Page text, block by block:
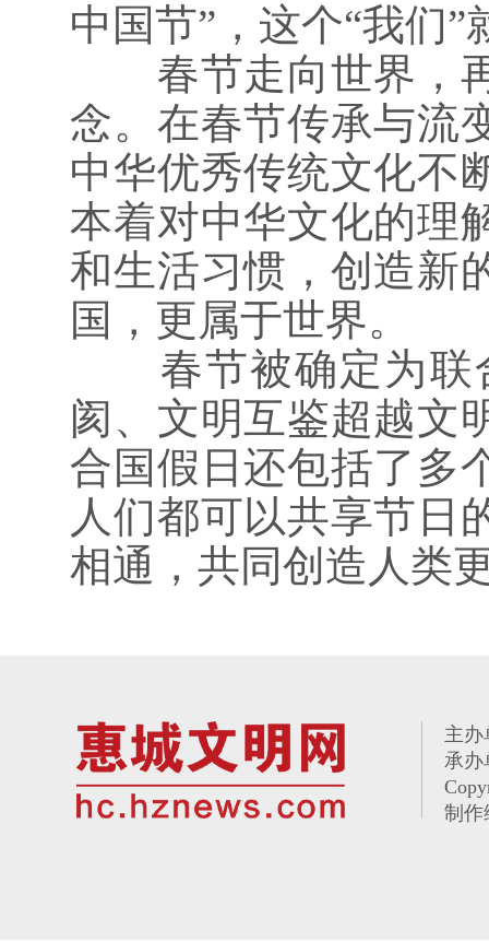
中国节”，这个“我们
春节走向世界，再
念。在春节传承与流
中华优秀传统文化不
本着对中华文化的理
和生活习惯，创造新
国，更属于世界。
春节被确定为联
阂、文明互鉴超越文
合国假日还包括了多
人们都可以共享节日
相通，共同创造人类
主办
承办
制作